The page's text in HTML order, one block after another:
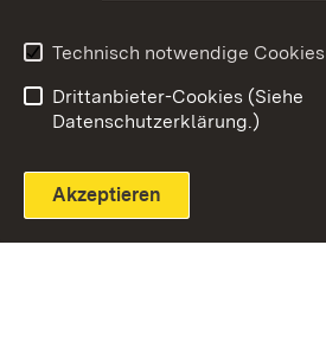
Technisch notwendige Cookies
Drittanbieter-Cookies (Siehe
Datenschutzerklärung.)
Akzeptieren